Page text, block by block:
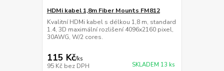
HDMi kabel 1,8m Fiber Mounts FM812
Kvalitní HDMi kabel s délkou 1,8 m, standard
1.4, 3D maximální rozlišení 4096x2160 pixel,
30AWG, W/2 cores.
115 Kč/ks
95 Kč bez DPH SKLADEM 13 ks